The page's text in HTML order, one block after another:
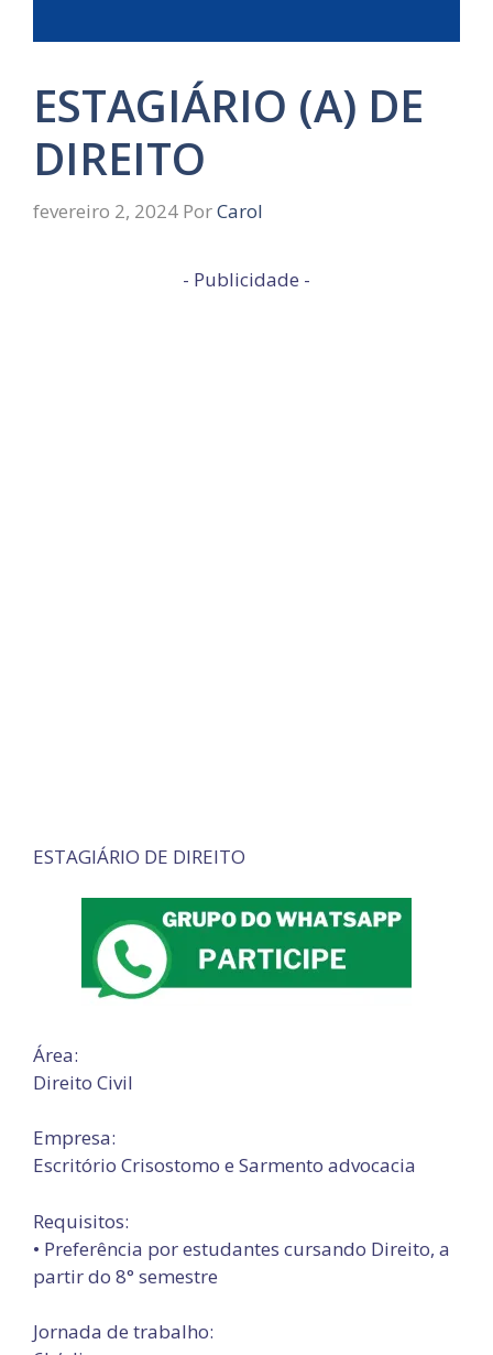
ESTAGIÁRIO (A) DE
DIREITO
fevereiro 2, 2024 PorCarol
- Publicidade -
ESTAGIÁRIO DE DIREITO
Área:
Direito Civil
Empresa:
Escritório Crisostomo e Sarmento advocacia
Requisitos:
• Preferência por estudantes cursando Direito, a
partir do 8° semestre
Jornada de trabalho: